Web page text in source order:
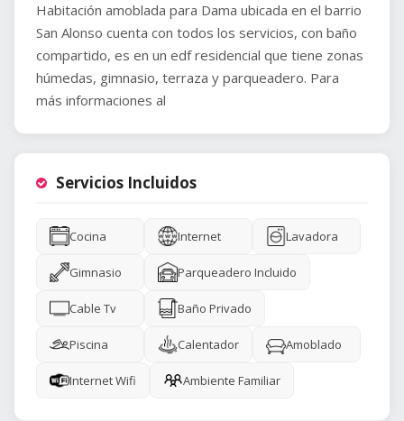
Habitación amoblada para Dama ubicada en el barrio
San Alonso cuenta con todos los servicios, con baño
compartido, es en un edf residencial que tiene zonas
húmedas, gimnasio, terraza y parqueadero. Para
más informaciones al
Servicios Incluidos
Cocina Internet Lavadora
Gimnasio Parqueadero Incluido
Cable Tv Baño Privado
Piscina Calentador Amoblado
Internet Wifi Ambiente Familiar